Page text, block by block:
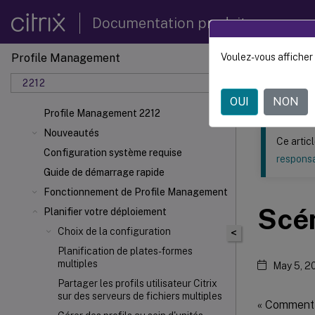
Documentation produit
Profile Management
2212
Profile Management 2212
Nouveautés
Configuration système requise
Guide de démarrage rapide
Fonctionnement de Profile Management
Planifier votre déploiement
Choix de la configuration
Planification de plates-formes
multiples
Partager les profils utilisateur Citrix
sur des serveurs de fichiers multiples
Ce contenu a
Profile
<
Ce
May 5,
«
Voulez-vous
OUI NON